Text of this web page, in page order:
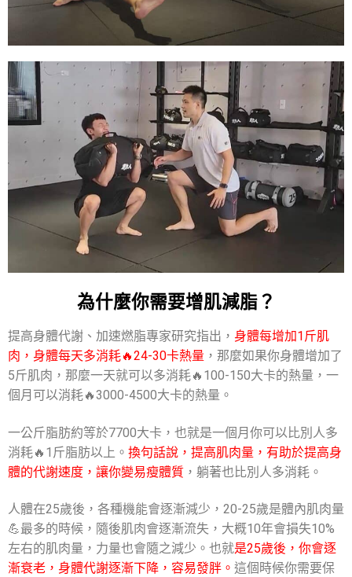
為什麼你需要增肌減脂？
提高身體代謝、加速燃脂專家研究指出， 身體每增加1斤肌
肉，身體每天多消耗🔥24-30卡熱量 ，那麼如果你身體增加了
5斤肌肉，那麼一天就可以多消耗🔥100-150大卡的熱量，一
個月可以消耗🔥3000-4500大卡的熱量。
一公斤脂肪約等於7700大卡，也就是一個月你可以比別人多
消耗🔥1斤脂肪以上。 換句話說，提高肌肉量，有助於提高身
體的代謝速度，讓你變易瘦體質 ，躺著也比別人多消耗。
人體在25歲後，各種機能會逐漸減少，20-25歲是體內肌肉量
💪最多的時候，隨後肌肉會逐漸流失，大概10年會損失10%
左右的肌肉量，力量也會隨之減少。 也就是25歲後，你會逐
漸衰老，身體代謝逐漸下降，容易發胖。 這個時候你需要保